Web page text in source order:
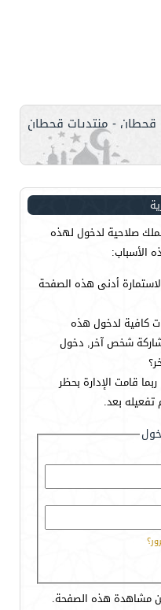
- منتديات قحطان
صلاحية لدخول لهذه
الأسباب:
أدنى هذه الصفحة
كافية لدخول هذه
شخص آخر, دخول
قامت الإدارة بحظر
بعد.
مشاهدة هذه الصفحة.